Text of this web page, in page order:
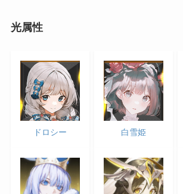
光属性
ドロシー 白雪姫